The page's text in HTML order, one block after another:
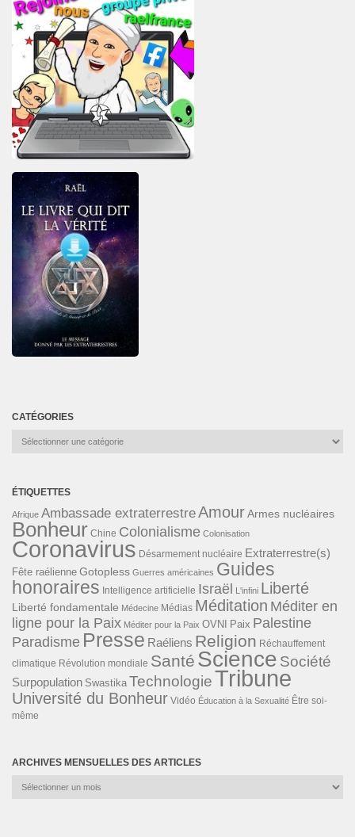
CATÉGORIES
Catégories
ÉTIQUETTES
Afrique Ambassade extraterrestreAmourArmes nucléaires
Bonheur Chine Colonialisme Colonisation
Coronavirus Désarmement nucléaire Extraterrestre(s)
Fête raélienne Gotopless Guerres américaines Guides
honoraires Intelligence artificielle Israël L'infini Liberté
Liberté fondamentale Médecine Médias Méditation Méditer en
ligne pour la Paix Méditer pour la Paix OVNI Paix Palestine
Paradisme Presse Raéliens Religion Réchauffement
climatique Révolution mondiale Santé Science Société
Surpopulation Swastika TechnologieTribune
Université du Bonheur Vidéo Éducation à la Sexualité Être soi-
même
ARCHIVES MENSUELLES DES ARTICLES
Archives